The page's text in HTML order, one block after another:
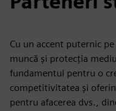
Cu un accent puternic
muncă și protecția
fundamentul pentru o
competitivitatea și
pentru afacerea dvs.,